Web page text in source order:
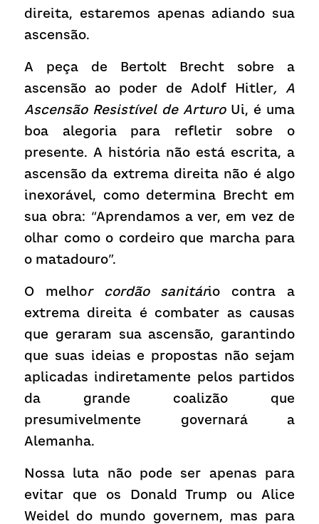
direita, estaremos apenas adiando sua
ascensão.
A peça de Bertolt Brecht sobre a
ascensão ao poder de Adolf Hitler, A
Ascensão Resistível de Arturo Ui, é uma
boa alegoria para refletir sobre o
presente. A história não está escrita, a
ascensão da extrema direita não é algo
inexorável, como determina Brecht em
sua obra: “Aprendamos a ver, em vez de
olhar como o cordeiro que marcha para
o matadouro”.
O melhor cordão sanitário contra a
extrema direita é combater as causas
que geraram sua ascensão, garantindo
que suas ideias e propostas não sejam
aplicadas indiretamente pelos partidos
da grande coalizão que
presumivelmente governará a
Alemanha.
Nossa luta não pode ser apenas para
evitar que os Donald Trump ou Alice
Weidel do mundo governem, mas para